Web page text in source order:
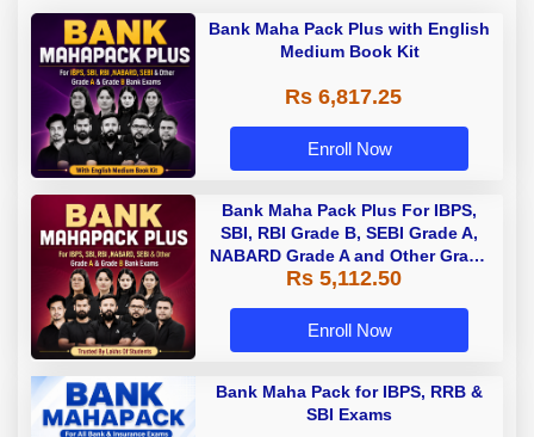
Bank Maha Pack Plus with English
Medium Book Kit
Rs 6,817.25
Enroll Now
Bank Maha Pack Plus For IBPS,
SBI, RBI Grade B, SEBI Grade A,
NABARD Grade A and Other Grade
A & Grade B Bank Exams
Rs 5,112.50
Enroll Now
Bank Maha Pack for IBPS, RRB &
SBI Exams